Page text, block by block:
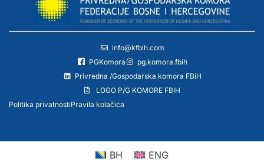
info@kfbih.com
PGKomora
pg.komora.fbih
Privredna /Gospodarska komora FBiH
LOGO P/G KOMORE FBIH
Politika privatnostiPravila kolačića
BH ENG